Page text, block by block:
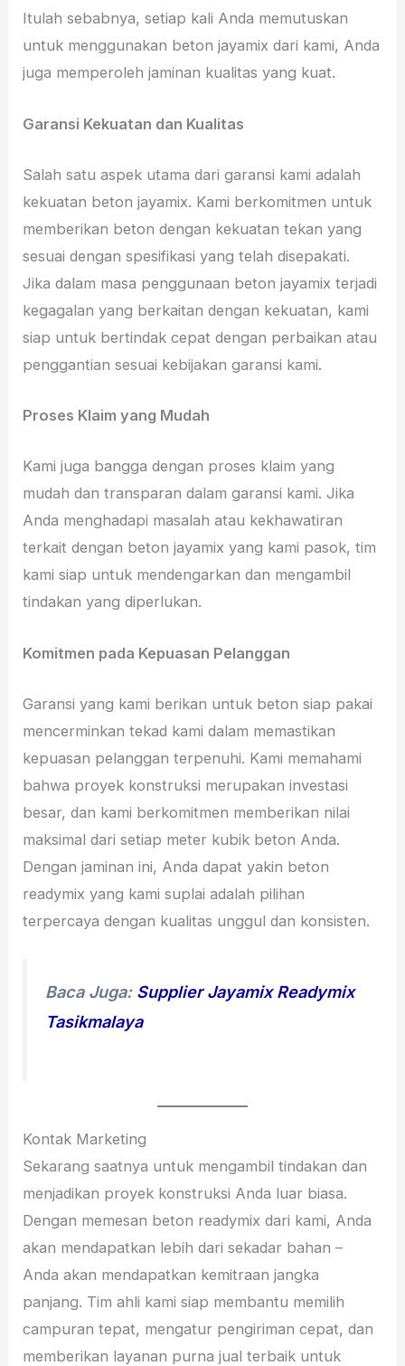
Itulah sebabnya, setiap kali Anda memutuskan
untuk menggunakan beton jayamix dari kami, Anda
juga memperoleh jaminan kualitas yang kuat.
Garansi Kekuatan dan Kualitas
Salah satu aspek utama dari garansi kami adalah
kekuatan beton jayamix. Kami berkomitmen untuk
memberikan beton dengan kekuatan tekan yang
sesuai dengan spesifikasi yang telah disepakati.
Jika dalam masa penggunaan beton jayamix terjadi
kegagalan yang berkaitan dengan kekuatan, kami
siap untuk bertindak cepat dengan perbaikan atau
penggantian sesuai kebijakan garansi kami.
Proses Klaim yang Mudah
Kami juga bangga dengan proses klaim yang
mudah dan transparan dalam garansi kami. Jika
Anda menghadapi masalah atau kekhawatiran
terkait dengan beton jayamix yang kami pasok, tim
kami siap untuk mendengarkan dan mengambil
tindakan yang diperlukan.
Komitmen pada Kepuasan Pelanggan
Garansi yang kami berikan untuk beton siap pakai
mencerminkan tekad kami dalam memastikan
kepuasan pelanggan terpenuhi. Kami memahami
bahwa proyek konstruksi merupakan investasi
besar, dan kami berkomitmen memberikan nilai
maksimal dari setiap meter kubik beton Anda.
Dengan jaminan ini, Anda dapat yakin beton
readymix yang kami suplai adalah pilihan
terpercaya dengan kualitas unggul dan konsisten.
Baca Juga: Supplier Jayamix Readymix
Tasikmalaya
Kontak Marketing
Sekarang saatnya untuk mengambil tindakan dan
menjadikan proyek konstruksi Anda luar biasa.
Dengan memesan beton readymix dari kami, Anda
akan mendapatkan lebih dari sekadar bahan –
Anda akan mendapatkan kemitraan jangka
panjang. Tim ahli kami siap membantu memilih
campuran tepat, mengatur pengiriman cepat, dan
memberikan layanan purna jual terbaik untuk